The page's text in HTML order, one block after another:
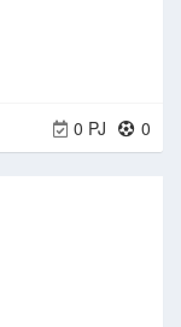
0
0 PJ